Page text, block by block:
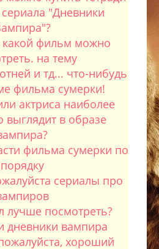
"Дневники
какой фильм можно
на тему
и тд... что-нибудь
фильма сумерки!
актриса наиболее
выглядит в образе
фильма сумерки по
порядку
сериалы про
лучше посмотреть?
дневники вампира
хороший